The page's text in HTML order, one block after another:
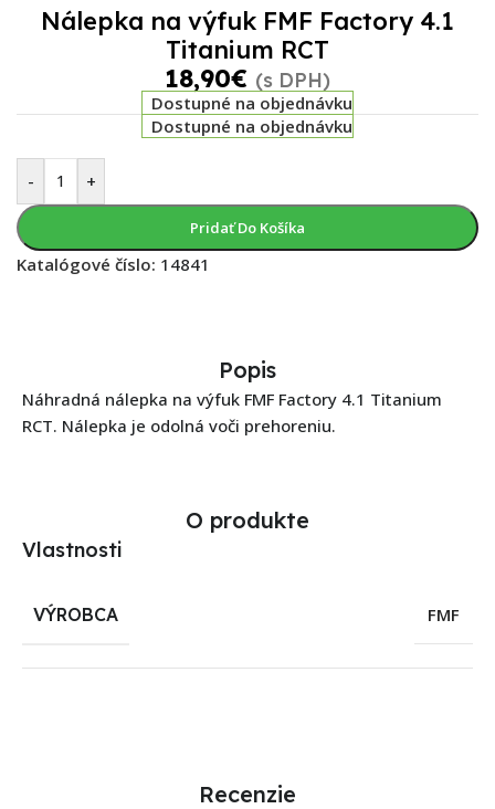
Nálepka na výfuk FMF Factory 4.1
Titanium RCT
18,90€ (s DPH)
Dostupné na objednávku
Dostupné na objednávku
- +
Pridať Do Košíka
Katalógové číslo: 14841
Popis
Náhradná nálepka na výfuk FMF Factory 4.1 Titanium
RCT. Nálepka je odolná voči prehoreniu.
O produkte
Vlastnosti
VÝROBCA FMF
Recenzie